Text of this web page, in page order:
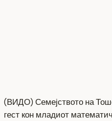
(ВИДО) Семејството на
гест кон младиот